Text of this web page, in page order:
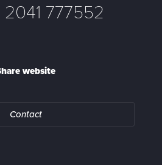
2041 777552
website
Contact